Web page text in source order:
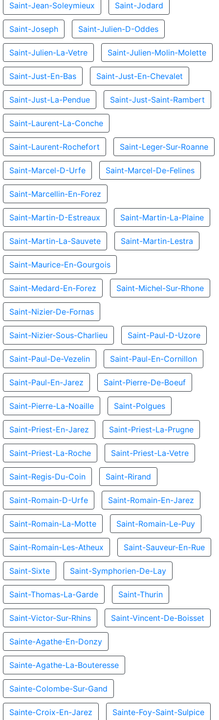
Saint-Jean-Soleymieux Saint-Jodard
Saint-Joseph Saint-Julien-D-Oddes
Saint-Julien-La-Vetre Saint-Julien-Molin-Molette
Saint-Just-En-Bas Saint-Just-En-Chevalet
Saint-Just-La-Pendue Saint-Just-Saint-Rambert
Saint-Laurent-La-Conche
Saint-Laurent-Rochefort Saint-Leger-Sur-Roanne
Saint-Marcel-D-Urfe Saint-Marcel-De-Felines
Saint-Marcellin-En-Forez
Saint-Martin-D-Estreaux Saint-Martin-La-Plaine
Saint-Martin-La-Sauvete Saint-Martin-Lestra
Saint-Maurice-En-Gourgois
Saint-Medard-En-Forez Saint-Michel-Sur-Rhone
Saint-Nizier-De-Fornas
Saint-Nizier-Sous-Charlieu Saint-Paul-D-Uzore
Saint-Paul-De-Vezelin Saint-Paul-En-Cornillon
Saint-Paul-En-Jarez Saint-Pierre-De-Boeuf
Saint-Pierre-La-Noaille Saint-Polgues
Saint-Priest-En-Jarez Saint-Priest-La-Prugne
Saint-Priest-La-Roche Saint-Priest-La-Vetre
Saint-Regis-Du-Coin Saint-Rirand
Saint-Romain-D-Urfe Saint-Romain-En-Jarez
Saint-Romain-La-Motte Saint-Romain-Le-Puy
Saint-Romain-Les-Atheux Saint-Sauveur-En-Rue
Saint-Sixte Saint-Symphorien-De-Lay
Saint-Thomas-La-Garde Saint-Thurin
Saint-Victor-Sur-Rhins Saint-Vincent-De-Boisset
Sainte-Agathe-En-Donzy
Sainte-Agathe-La-Bouteresse
Sainte-Colombe-Sur-Gand
Sainte-Croix-En-Jarez Sainte-Foy-Saint-Sulpice